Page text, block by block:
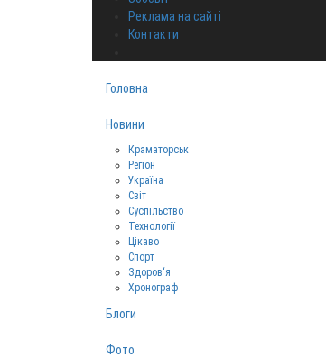
Реклама на сайті
Контакти
Головна
Новини
Краматорськ
Регіон
Україна
Світ
Суспільство
Технології
Цікаво
Спорт
Здоров‘я
Хронограф
Блоги
Фото